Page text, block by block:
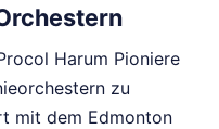
Harum Pioniere
zu
mit dem Edmonton